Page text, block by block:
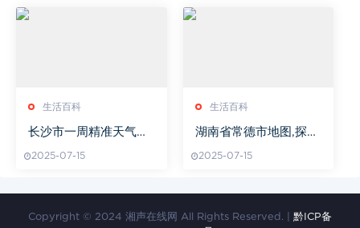
生活百科
长沙市一周精准天气预
2025-07-15
生活百科
湖南省常德市地图,探索
用指南
2025-07-15
Copyright © 2024 湘声在线网 All Rights Reserved. | 黔ICP备